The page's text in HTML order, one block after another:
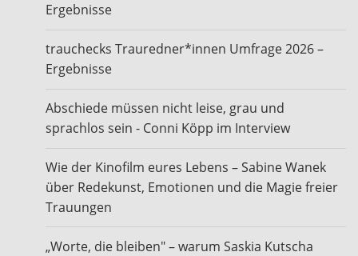
Ergebnisse
trauchecks Trauredner*innen Umfrage 2026 –
Ergebnisse
Abschiede müssen nicht leise, grau und
sprachlos sein - Conni Köpp im Interview
Wie der Kinofilm eures Lebens – Sabine Wanek
über Redekunst, Emotionen und die Magie freier
Trauungen
„Worte, die bleiben" – warum Saskia Kutscha